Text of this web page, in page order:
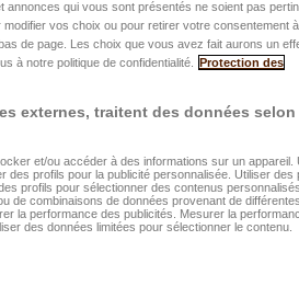
LALUX
qui vous sont présentés ne soient pas
vos choix ou pour retirer votre consentement
de page. Les choix que vous avez fait aurons un
à notre politique de confidentialité.
Protection des
externes, traitent des données selon
et/ou accéder à des informations sur un appareil.
des profils pour la publicité personnalisée. Utiliser des
profils pour sélectionner des contenus personnalisés.
de combinaisons de données provenant de
la performance des publicités. Mesurer la
des données limitées pour sélectionner le contenu.